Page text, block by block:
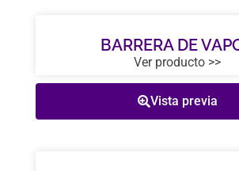
BARRERA DE
Ver producto >>
Vista previa